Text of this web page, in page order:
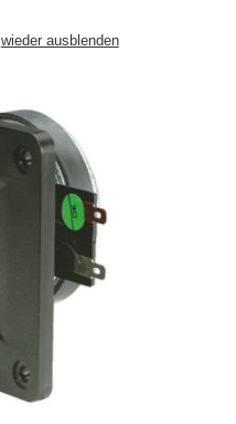
wieder ausblenden